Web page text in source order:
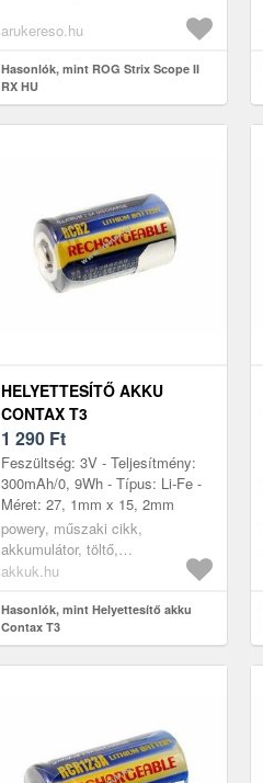
működést....
arukereso.hu
Hasonlók, mint ROG Strix Scope II
RX HU
HELYETTESÍTŐ AKKU
CONTAX T3
1 290 Ft
Feszültség: 3V - Teljesítmény:
300mAh/0, 9Wh - Típus: Li-Fe -
Méret: 27, 1mm x 15, 2mm
powery, műszaki cikk,
akkumulátor, töltő,
digitáliskamera akkumulátor
akkuk.hu
Hasonlók, mint Helyettesítő akku
Contax T3